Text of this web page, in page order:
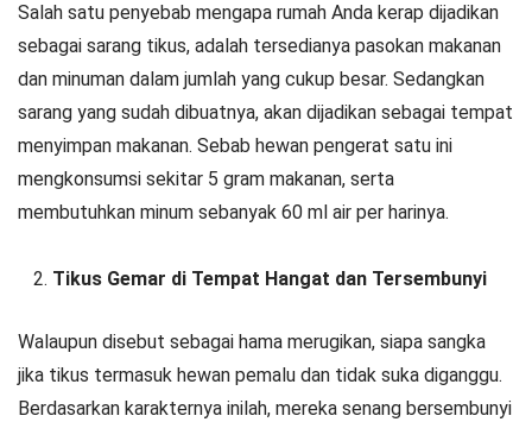
Salah satu penyebab mengapa rumah Anda kerap dijadikan
sebagai sarang tikus, adalah tersedianya pasokan makanan
dan minuman dalam jumlah yang cukup besar. Sedangkan
sarang yang sudah dibuatnya, akan dijadikan sebagai tempat
menyimpan makanan. Sebab hewan pengerat satu ini
mengkonsumsi sekitar 5 gram makanan, serta
membutuhkan minum sebanyak 60 ml air per harinya.
Tikus Gemar di Tempat Hangat dan Tersembunyi
Walaupun disebut sebagai hama merugikan, siapa sangka
jika tikus termasuk hewan pemalu dan tidak suka diganggu.
Berdasarkan karakternya inilah, mereka senang bersembunyi